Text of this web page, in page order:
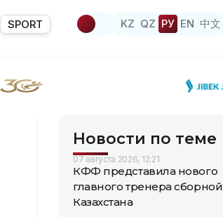
SPORT KZ QZ РУ EN 中文
Новости по теме
07 августа 2026, 12:21
КФФ представила нового
главного тренера сборной
Казахстана